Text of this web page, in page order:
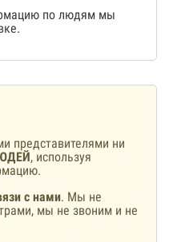
по людям мы
представителями ни
, используя
с нами. Мы не
мы не звоним и не